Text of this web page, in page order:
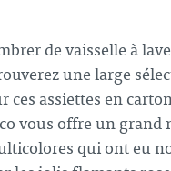
de vaisselle à
une large
ces assiettes en
vous offre un grand
qui ont eu